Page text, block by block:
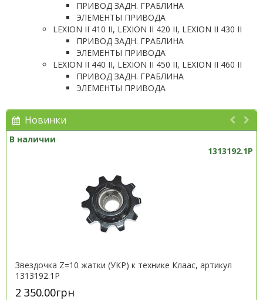
ПРИВОД ЗАДН. ГРАБЛИНА
ЭЛЕМЕНТЫ ПРИВОДА
LEXION II 410 II, LEXION II 420 II, LEXION II 430 II
ПРИВОД ЗАДН. ГРАБЛИНА
ЭЛЕМЕНТЫ ПРИВОДА
LEXION II 440 II, LEXION II 450 II, LEXION II 460 II
ПРИВОД ЗАДН. ГРАБЛИНА
ЭЛЕМЕНТЫ ПРИВОДА
Новинки
В наличии
1313192.1P
Звездочка Z=10 жатки (УКР) к технике Клаас, артикул
1313192.1P
2 350.00грн